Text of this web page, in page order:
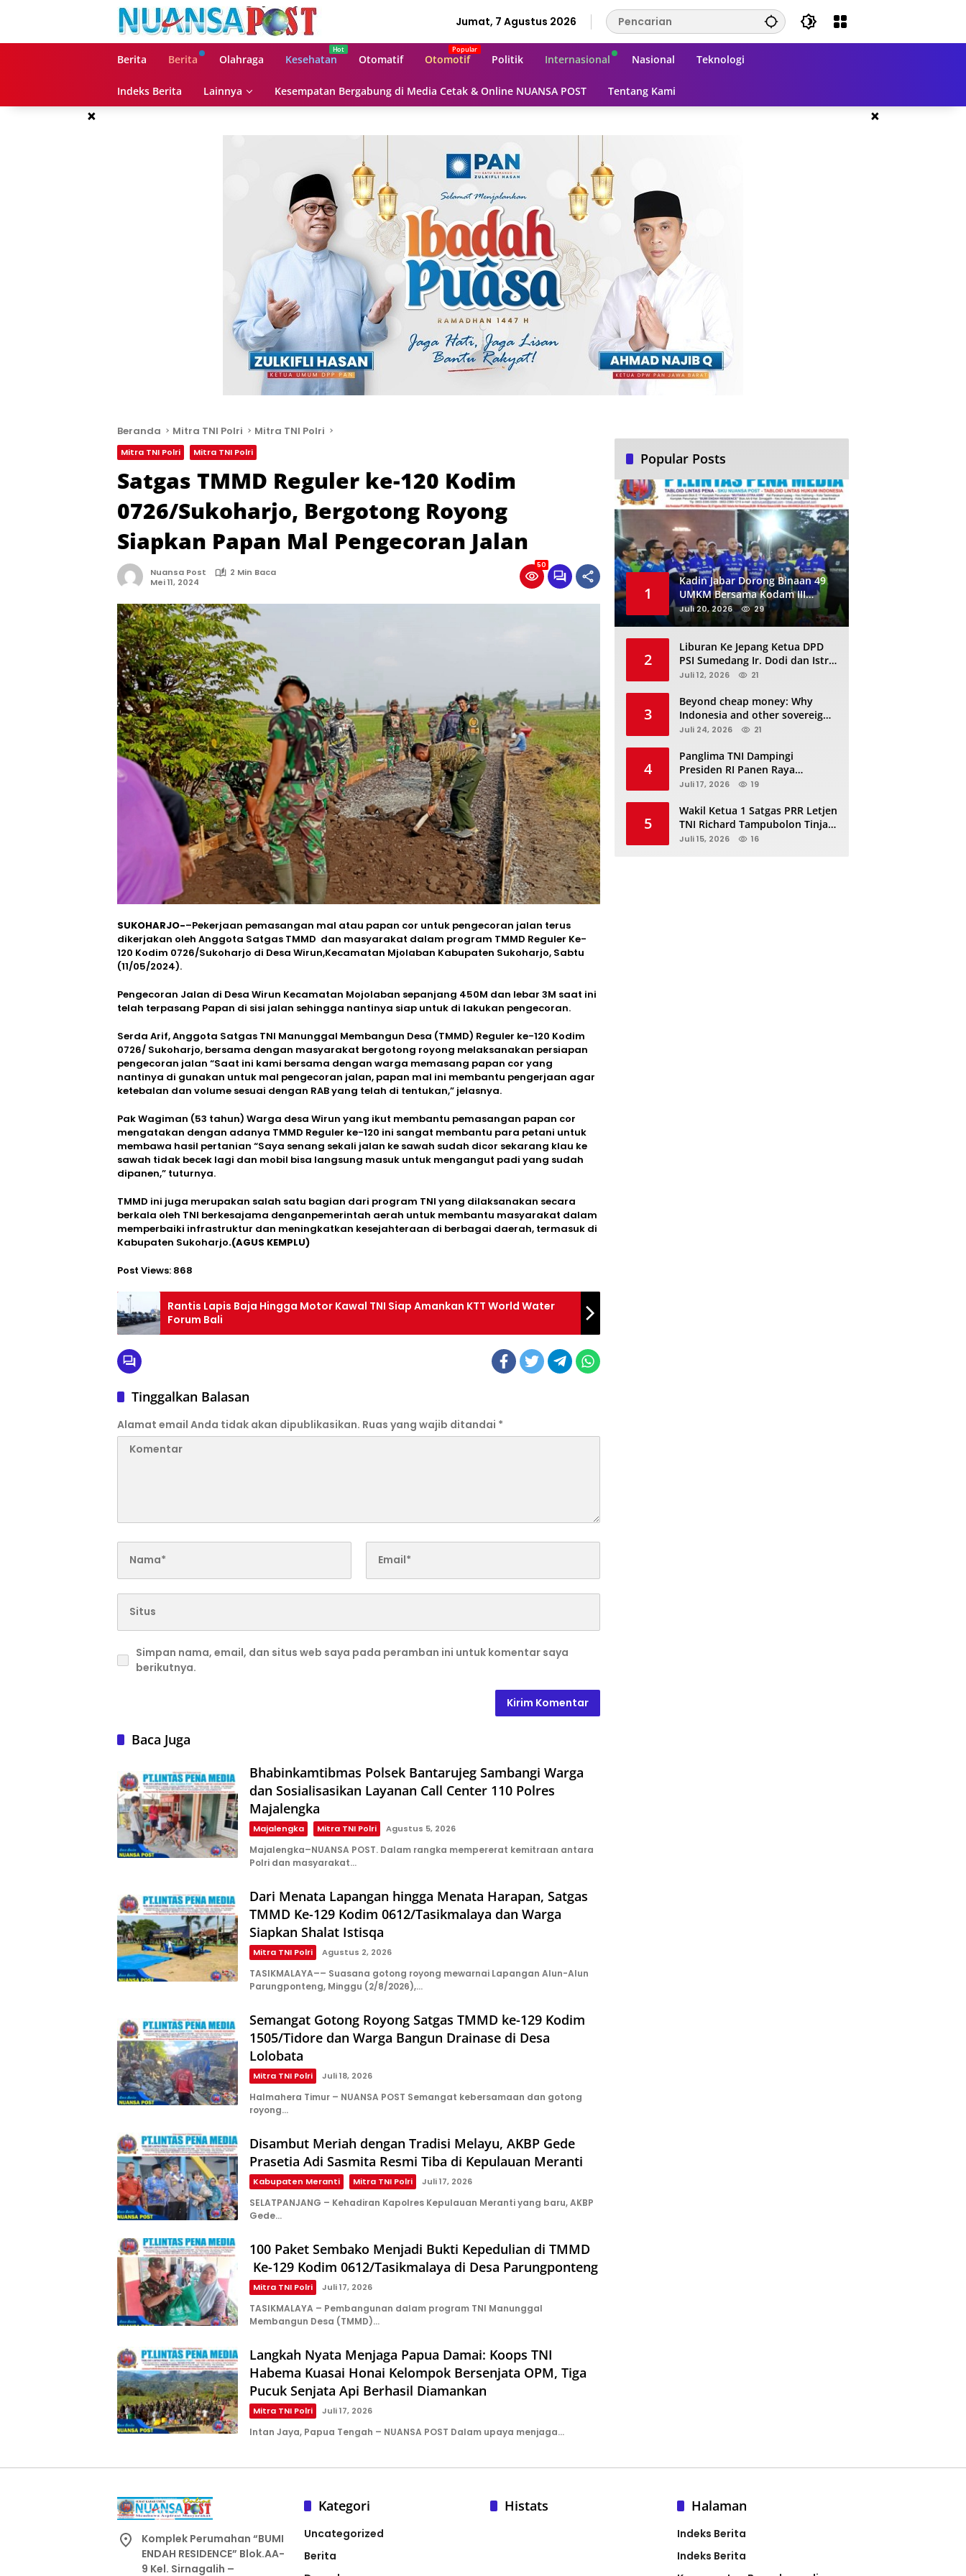
Jumat, 7 Agustus 2026
Berita Berita Olahraga Kesehatan Otomatif Otomotif Politik Internasional Nasional Teknologi
Indeks Berita Lainnya Kesempatan Bergabung di Media Cetak & Online NUANSA POST Tentang Kami
× ×
Beranda Mitra TNI Polri Mitra TNI Polri
Mitra TNI Polri Mitra TNI Polri
Satgas TMMD Reguler ke-120 Kodim
0726/Sukoharjo, Bergotong Royong
Siapkan Papan Mal Pengecoran Jalan
Nuansa Post
2 Min Baca
Mei 11, 2024
50
SUKOHARJO-–Pekerjaan pemasangan mal atau papan cor untuk pengecoran jalan terus
dikerjakan oleh Anggota Satgas TMMD dan masyarakat dalam program TMMD Reguler Ke-
120 Kodim 0726/Sukoharjo di Desa Wirun,Kecamatan Mjolaban Kabupaten Sukoharjo, Sabtu
(11/05/2024).
Pengecoran Jalan di Desa Wirun Kecamatan Mojolaban sepanjang 450M dan lebar 3M saat ini
telah terpasang Papan di sisi jalan sehingga nantinya siap untuk di lakukan pengecoran.
Serda Arif, Anggota Satgas TNI Manunggal Membangun Desa (TMMD) Reguler ke-120 Kodim
0726/ Sukoharjo, bersama dengan masyarakat bergotong royong melaksanakan persiapan
pengecoran jalan “Saat ini kami bersama dengan warga memasang papan cor yang
nantinya di gunakan untuk mal pengecoran jalan, papan mal ini membantu pengerjaan agar
ketebalan dan volume sesuai dengan RAB yang telah di tentukan,” jelasnya.
Pak Wagiman (53 tahun) Warga desa Wirun yang ikut membantu pemasangan papan cor
mengatakan dengan adanya TMMD Reguler ke-120 ini sangat membantu para petani untuk
membawa hasil pertanian “Saya senang sekali jalan ke sawah sudah dicor sekarang klau ke
sawah tidak becek lagi dan mobil bisa langsung masuk untuk mengangut padi yang sudah
dipanen,” tuturnya.
TMMD ini juga merupakan salah satu bagian dari program TNI yang dilaksanakan secara
berkala oleh TNI berkesajama denganpemerintah aerah untuk membantu masyarakat dalam
memperbaiki infrastruktur dan meningkatkan kesejahteraan di berbagai daerah, termasuk di
Kabupaten Sukoharjo.(AGUS KEMPLU)
Post Views: 868
Rantis Lapis Baja Hingga Motor Kawal TNI Siap Amankan KTT World Water
Forum Bali
Tinggalkan Balasan
Alamat email Anda tidak akan dipublikasikan. Ruas yang wajib ditandai *
Simpan nama, email, dan situs web saya pada peramban ini untuk komentar saya
berikutnya.
Baca Juga
Bhabinkamtibmas Polsek Bantarujeg Sambangi Warga
dan Sosialisasikan Layanan Call Center 110 Polres
Majalengka
Majalengka Mitra TNI Polri Agustus 5, 2026
Majalengka–NUANSA POST. Dalam rangka mempererat kemitraan antara
Polri dan masyarakat…
Dari Menata Lapangan hingga Menata Harapan, Satgas
TMMD Ke-129 Kodim 0612/Tasikmalaya dan Warga
Siapkan Shalat Istisqa
Mitra TNI Polri Agustus 2, 2026
TASIKMALAYA–– Suasana gotong royong mewarnai Lapangan Alun-Alun
Parungponteng, Minggu (2/8/2026),…
Semangat Gotong Royong Satgas TMMD ke-129 Kodim
1505/Tidore dan Warga Bangun Drainase di Desa
Lolobata
Mitra TNI Polri Juli 18, 2026
Halmahera Timur – NUANSA POST Semangat kebersamaan dan gotong
royong…
Disambut Meriah dengan Tradisi Melayu, AKBP Gede
Prasetia Adi Sasmita Resmi Tiba di Kepulauan Meranti
Kabupaten Meranti Mitra TNI Polri Juli 17, 2026
SELATPANJANG – Kehadiran Kapolres Kepulauan Meranti yang baru, AKBP
Gede…
100 Paket Sembako Menjadi Bukti Kepedulian di TMMD
Ke-129 Kodim 0612/Tasikmalaya di Desa Parungponteng
Mitra TNI Polri Juli 17, 2026
TASIKMALAYA – Pembangunan dalam program TNI Manunggal
Membangun Desa (TMMD)…
Langkah Nyata Menjaga Papua Damai: Koops TNI
Habema Kuasai Honai Kelompok Bersenjata OPM, Tiga
Pucuk Senjata Api Berhasil Diamankan
Mitra TNI Polri Juli 17, 2026
Intan Jaya, Papua Tengah – NUANSA POST Dalam upaya menjaga…
Popular Posts
1
Kadin Jabar Dorong Binaan 49
UMKM Bersama Kodam III
Siliwangi Sambil Nobar Final
Piala Dunia, Akan Ada Investor
Juli 20, 2026 29
2
Liburan Ke Jepang Ketua DPD
PSI Sumedang Ir. Dodi dan Istri
Kibarkan Bendera PSI “Jangan
Juli 12, 2026 21
3
Beyond cheap money: Why
Indonesia and other sovereigns
are turning to panda bonds
Juli 24, 2026 21
4
Panglima TNI Dampingi
Presiden RI Panen Raya
Terpadu TNI, Perkuat
Juli 17, 2026 19
5
Wakil Ketua 1 Satgas PRR Letjen
TNI Richard Tampubolon Tinjau
Padang Sidimpuan dan
Juli 15, 2026 16
Komplek Perumahan “BUMI
ENDAH RESIDENCE” Blok.AA-
9 Kel. Sirnagalih –
Kategori
Uncategorized
Berita
Histats Halaman
Indeks Berita
Indeks Berita